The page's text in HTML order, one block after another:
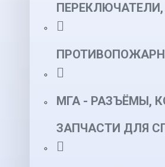
МГА - РАЗЪЁМЫ,
ЗАПЧАСТИ ДЛЯ